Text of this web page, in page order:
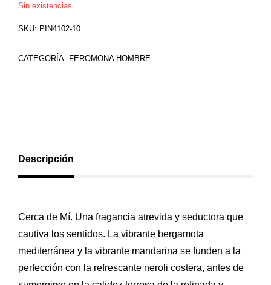
Sin existencias
SKU: PIN4102-10
CATEGORÍA: FEROMONA HOMBRE
Descripción
Cerca de Mí. Una fragancia atrevida y seductora que
cautiva los sentidos. La vibrante bergamota
mediterránea y la vibrante mandarina se funden a la
perfección con la refrescante neroli costera, antes de